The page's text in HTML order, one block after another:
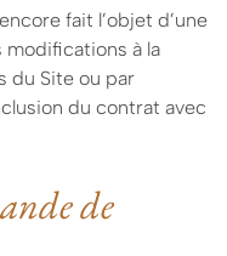
fait l’objet d’une
à la
du Site ou par
du contrat avec
de